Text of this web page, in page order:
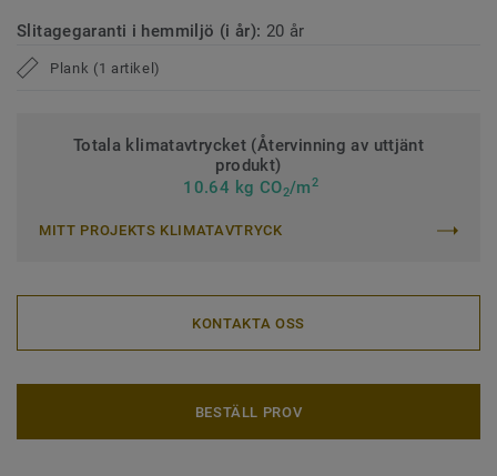
Slitagegaranti i hemmiljö (i år): 20 år
Plank (1 artikel)
Totala klimatavtrycket (Återvinning av uttjänt
produkt)
10.64 kg CO2/m2
MITT PROJEKTS KLIMATAVTRYCK
KONTAKTA OSS
BESTÄLL PROV